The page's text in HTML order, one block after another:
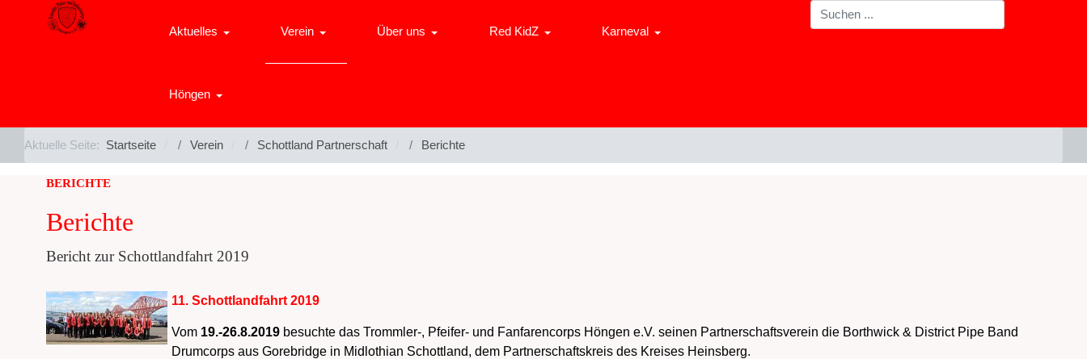
Aktuelles Verein Über uns Red KidZ Karneval
Höngen
Aktuelle Seite: Startseite Verein Schottland Partnerschaft Berichte
BERICHTE
Berichte
Bericht zur Schottlandfahrt 2019
11. Schottlandfahrt 2019
Vom 19.-26.8.2019 besuchte das Trommler-, Pfeifer- und Fanfarencorps Höngen e.V. seinen Partnerschaftsverein die Borthwick & District Pipe Band
Drumcorps aus Gorebridge in Midlothian Schottland, dem Partnerschaftskreis des Kreises Heinsberg.